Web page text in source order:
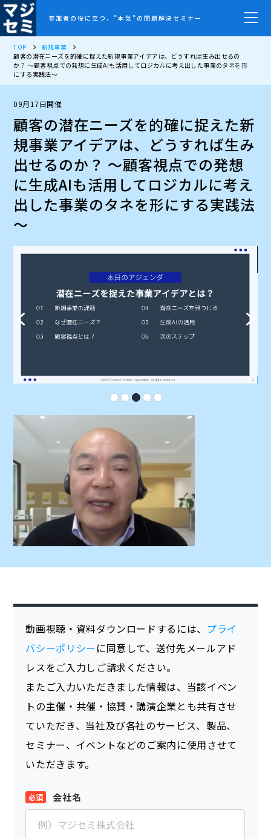
参加者の役に立つ、”本気”の問題解決セミナー
TOP
新規事業
顧客の潜在ニーズを的確に捉えた新規事業アイデアは、どうすれば生み出せるの
か？ ～顧客視点での発想に生成AIも活用してロジカルに考え出した事業のタネを形
にする実践法～
09月17日開催
顧客の潜在ニーズを的確に捉えた新
規事業アイデアは、どうすれば生み
出せるのか？ ～顧客視点での発想
に生成AIも活用してロジカルに考え
出した事業のタネを形にする実践法
～
動画視聴・資料ダウンロードするには、 プライ
バシーポリシー に同意して、送付先メールアド
レスをご入力しご請求ください。
またご入力いただきました情報は、当該イベン
トの主催・共催・協賛・講演企業とも共有させ
ていただき、当社及び各社のサービス、製品、
セミナー、イベントなどのご案内に使用させて
いただきます。
会社名